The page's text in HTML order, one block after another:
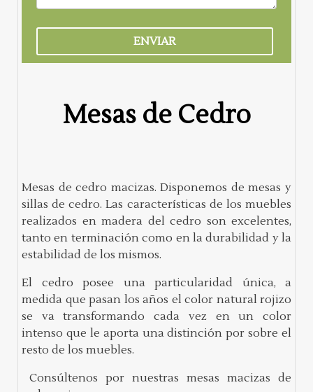
Mesas de Cedro
Mesas de cedro macizas. Disponemos de mesas y
sillas de cedro. Las características de los muebles
realizados en madera del cedro son excelentes,
tanto en terminación como en la durabilidad y la
estabilidad de los mismos.
El cedro posee una particularidad única, a
medida que pasan los años el color natural rojizo
se va transformando cada vez en un color
intenso que le aporta una distinción por sobre el
resto de los muebles.
Consúltenos por nuestras mesas macizas de